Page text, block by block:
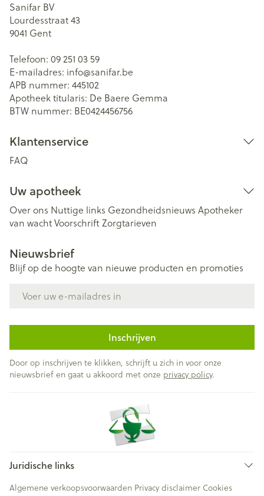
Sanifar BV
Lourdesstraat 43
9041 Gent
Telefoon: 09 251 03 59
E-mailadres: info@sanifar.be
APB nummer: 445102
Apotheek titularis: De Baere Gemma
BTW nummer: BE0424456756
Klantenservice
FAQ
Uw apotheek
Over ons Nuttige links Gezondheidsnieuws Apotheker
van wachtVoorschriftZorgtarieven
Nieuwsbrief
Blijf op de hoogte van nieuwe producten en promoties
Inschrijven
Door op inschrijven te klikken, schrijft u zich in voor onze
nieuwsbrief en gaat u akkoord met onze privacy policy.
Juridische links
Algemene verkoopsvoorwaarden Privacy disclaimer Cookies